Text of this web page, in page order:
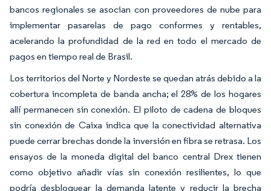
bancos regionales se asocian con proveedores de nube para
implementar pasarelas de pago conformes y rentables,
acelerando la profundidad de la red en todo el mercado de
pagos en tiempo real de Brasil.
Los territorios del Norte y Nordeste se quedan atrás debido a la
cobertura incompleta de banda ancha; el 28% de los hogares
allí permanecen sin conexión. El piloto de cadena de bloques
sin conexión de Caixa indica que la conectividad alternativa
puede cerrar brechas donde la inversión en fibra se retrasa. Los
ensayos de la moneda digital del banco central Drex tienen
como objetivo añadir vías sin conexión resilientes, lo que
podría desbloquear la demanda latente y reducir la brecha